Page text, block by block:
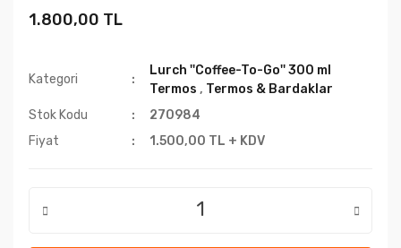
1.800,00 TL
Kategori
Lurch ''Coffee-To-Go'' 300 ml
Termos , Termos & Bardaklar
Stok Kodu
270984
Fiyat
1.500,00 TL + KDV